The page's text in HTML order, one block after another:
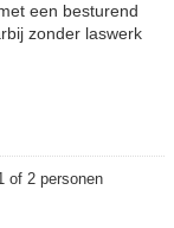
een besturend
zonder laswerk
of 2 personen